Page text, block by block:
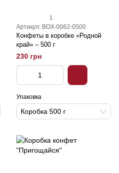
1
Артикул: BOX-0062-0500
Конфеты в коробке «Родной
край» – 500 г
230 грн
Упаковка
Коробка 500 г